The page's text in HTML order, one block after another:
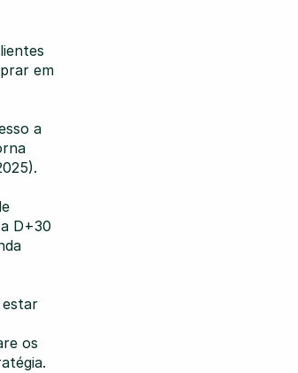
em
a
D+30
os